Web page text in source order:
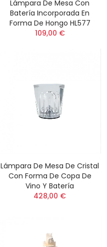
Lámpara De Mesa Con
Batería Incorporada En
Forma De Hongo HL577
109,00 €
Lámpara De Mesa De Cristal
Con Forma De Copa De
Vino Y Batería
428,00 €